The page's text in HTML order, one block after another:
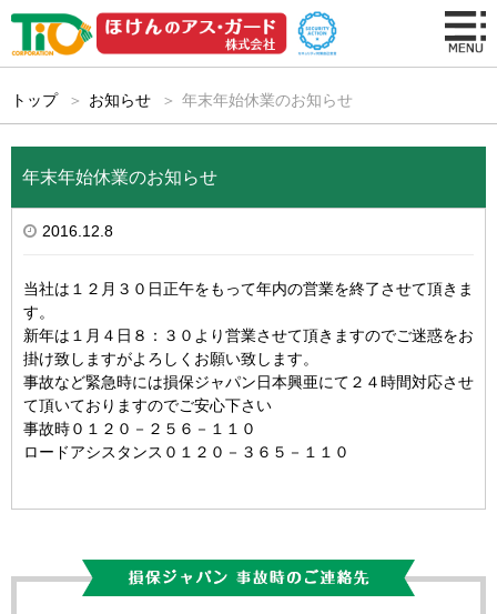
トップ お知らせ 年末年始休業のお知らせ
年末年始休業のお知らせ
2016.12.8
当社は１２月３０日正午をもって年内の営業を終了させて頂きま
す。
新年は１月４日８：３０より営業させて頂きますのでご迷惑をお
掛け致しますがよろしくお願い致します。
事故など緊急時には損保ジャパン日本興亜にて２４時間対応させ
て頂いておりますのでご安心下さい
事故時０１２０－２５６－１１０
ロードアシスタンス ０１２０－３６５－１１０